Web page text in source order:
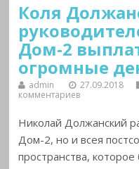
Коля
Дом-2
огромные
admin 27.09.2018
комментариев
Николай Должанский
Дом-2, но и всея
пространства,